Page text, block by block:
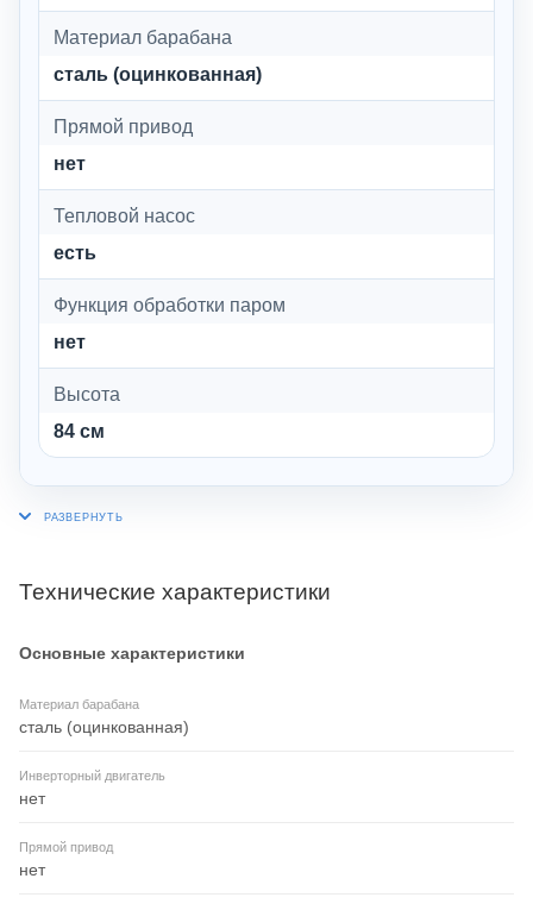
Материал барабана
сталь (оцинкованная)
Прямой привод
нет
Тепловой насос
есть
Функция обработки паром
нет
Высота
84 см
Технические характеристики
Основные характеристики
Материал барабана
сталь (оцинкованная)
Инверторный двигатель
нет
Прямой привод
нет